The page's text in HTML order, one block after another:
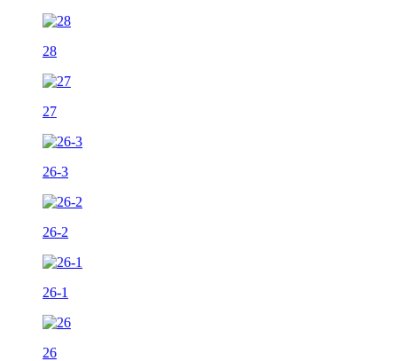
28
27
26-3
26-2
26-1
26